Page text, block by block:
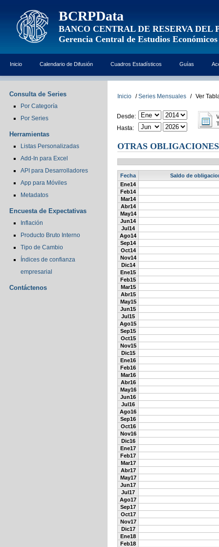
BCRPData
BANCO CENTRAL DE RESERVA DEL
Gerencia Central de Estudios Económicos
Inicio Calendario de Difusión Cuadros Estadísticos Guías
Consulta de Series
Por Categoría
Por Series
Herramientas
Listas Personalizadas
Add-In para Excel
API para Desarrolladores
App para Móviles
Metadatos
Encuesta de Expectativas
Inflación
Producto Bruto Interno
Tipo de Cambio
Índices de confianza
empresarial
Contáctenos
Inicio / Series Mensuales / Ver
Desde:
Hasta:
OTRAS
Fecha
Saldo de
Ene14
Feb14
Mar14
Abr14
May14
Jun14
Jul14
Ago14
Sep14
Oct14
Nov14
Dic14
Ene15
Feb15
Mar15
Abr15
May15
Jun15
Jul15
Ago15
Sep15
Oct15
Nov15
Dic15
Ene16
Feb16
Mar16
Abr16
May16
Jun16
Jul16
Ago16
Sep16
Oct16
Nov16
Dic16
Ene17
Feb17
Mar17
Abr17
May17
Jun17
Jul17
Ago17
Sep17
Oct17
Nov17
Dic17
Ene18
Feb18